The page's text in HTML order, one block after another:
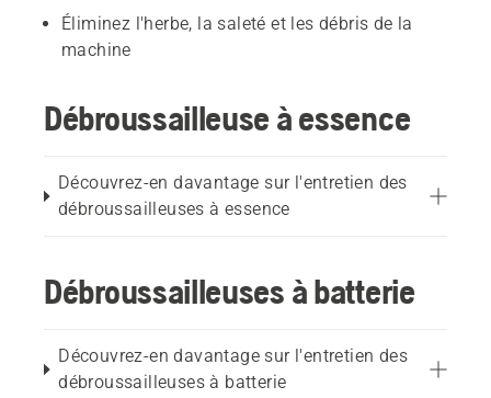
Éliminez l'herbe, la saleté et les débris de la
machine
Débroussailleuse à essence
Découvrez-en davantage sur l'entretien des
débroussailleuses à essence
Débroussailleuses à batterie
Découvrez-en davantage sur l'entretien des
débroussailleuses à batterie